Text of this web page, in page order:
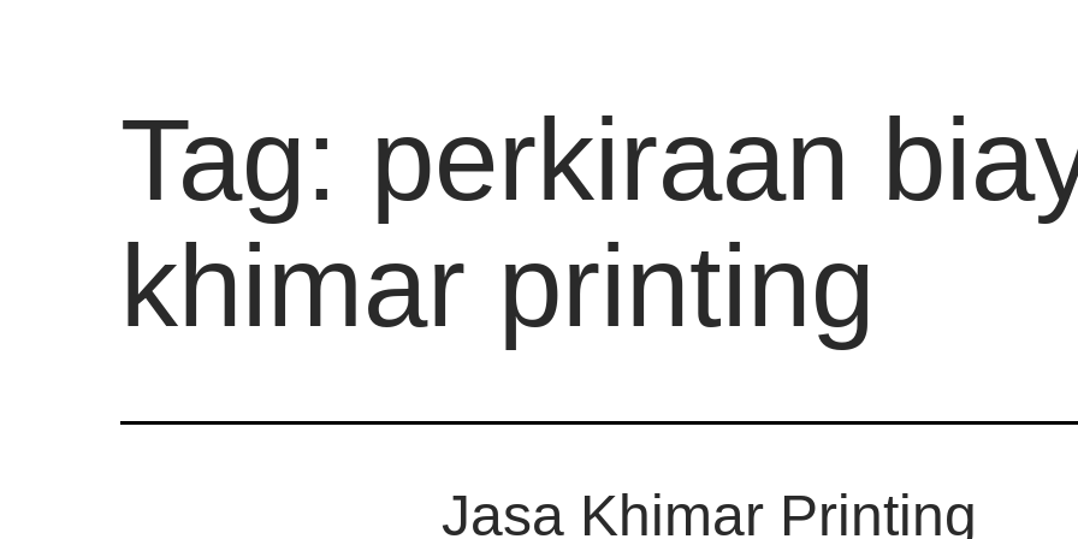
Tag: perkiraan
khimar printing
Jasa Khimar Printing